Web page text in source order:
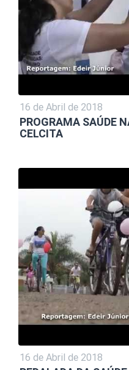
16 de Abril de 2018
PROGRAMA SAÚDE
CELCITA
16 de Abril de 2018